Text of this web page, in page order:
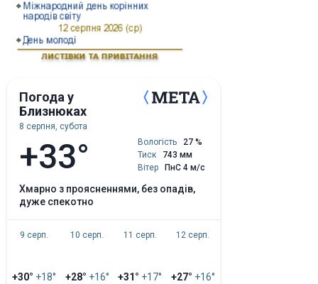
Погода у
Близнюках
8 серпня, субота
+33° Вологість
27 %
Тиск
743 мм
Вітер
ПнС 4 м/с
хмарно з проясненнями, без опадів,
дуже спекотно
9 серп.
+30° +18°
10 серп.
+28° +16°
11 серп.
+31° +17°
12 серп.
+27° +16°